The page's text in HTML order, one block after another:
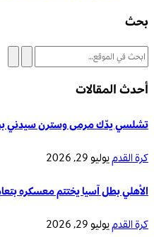
بحث
أحدث المقالات
تشلسي يدّك مرمى وسترن سيدني
كرة القدميوليو 29, 2026
الأهلي بطل آسيا يختتم معسكره
كرة القدميوليو 29, 2026